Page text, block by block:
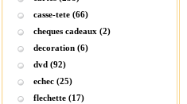
casse-tete (66)
cheques cadeaux (2)
decoration (6)
dvd (92)
echec (25)
flechette (17)